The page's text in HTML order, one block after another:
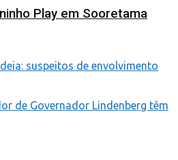
Play em Sooretama